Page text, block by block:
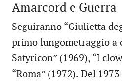
Amarcord e Guerra
Seguiranno “Giulietta
primo lungometraggio a
Satyricon” (1969), “I
“Roma” (1972). Del